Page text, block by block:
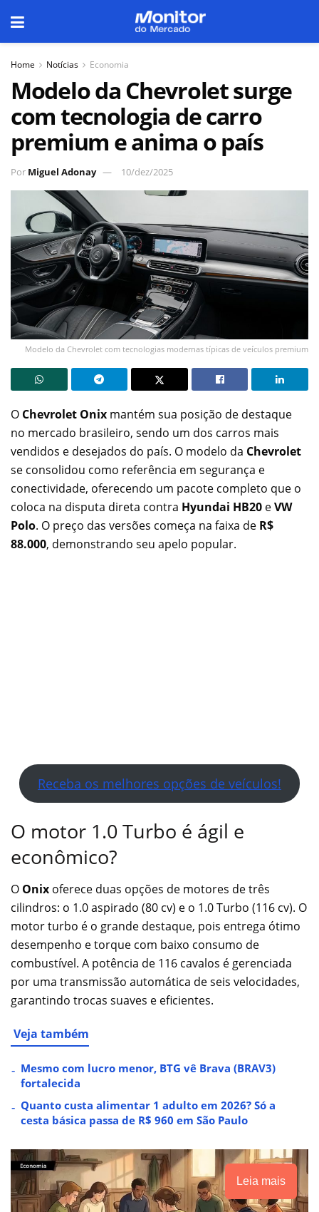
Home Notícias Economia
Modelo da Chevrolet surge
com tecnologia de carro
premium e anima o país
Por Miguel Adonay 10/dez/2025
Modelo da Chevrolet com tecnologias modernas típicas de veículos premium
O Chevrolet Onix mantém sua posição de destaque
no mercado brasileiro, sendo um dos carros mais
vendidos e desejados do país. O modelo da Chevrolet
se consolidou como referência em segurança e
conectividade, oferecendo um pacote completo que o
coloca na disputa direta contra Hyundai HB20 eVW
Polo. O preço das versões começa na faixa de R$
88.000, demonstrando seu apelo popular.
Receba os melhores opções de veículos!
O motor 1.0 Turbo é ágil e
econômico?
O Onix oferece duas opções de motores de três
cilindros: o 1.0 aspirado (80 cv) e o 1.0 Turbo (116 cv). O
motor turbo é o grande destaque, pois entrega ótimo
desempenho e torque com baixo consumo de
combustível. A potência de 116 cavalos é gerenciada
por uma transmissão automática de seis velocidades,
garantindo trocas suaves e eficientes.
Veja também
Mesmo com lucro menor, BTG vê Brava (BRAV3)
fortalecida
Quanto custa alimentar 1 adulto em 2026? Só a
cesta básica passa de R$ 960 em São Paulo
Leia mais